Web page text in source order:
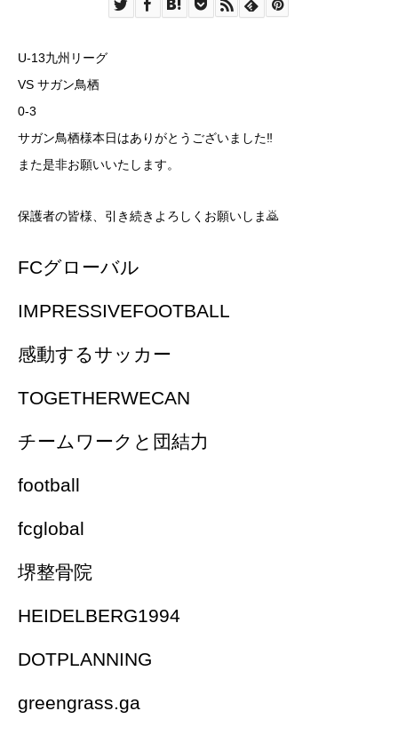
U-13九州リーグ
VS サガン鳥栖
0-3
サガン鳥栖様本日はありがとうございました‼️
また是非お願いいたします。
保護者の皆様、引き続きよろしくお願いしま🙇
FCグローバル
IMPRESSIVEFOOTBALL
感動するサッカー
TOGETHERWECAN
チームワークと団結力
football
fcglobal
堺整骨院
HEIDELBERG1994
DOTPLANNING
greengrass.ga